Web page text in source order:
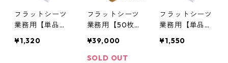
民宿 民泊／367
595020
フラットシーツ
業務用【単品】
0% 160x280cm
¥1,320
フラットシーツ
業務用【50枚
リ30% 160x28
0cm シングル
¥39,000
SOLD OUT
フラットシーツ
業務用【単品】
90cm ダブルサ
¥1,550